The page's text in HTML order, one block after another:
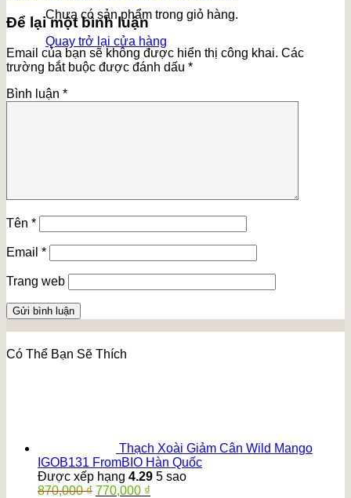
Chưa có sản phẩm trong giỏ hàng.
Quay trở lại cửa hàng
Để lại một bình luận
Email của bạn sẽ không được hiển thị công khai. Các
trường bắt buộc được đánh dấu *
Bình luận *
Tên *
Email *
Trang web
Có Thể Bạn Sẽ Thích
Thạch Xoài Giảm Cân Wild Mango
IGOB131 FromBIO Hàn Quốc
Được xếp hạng 4.29 5 sao
870,000₫ Giá
770,000 ₫